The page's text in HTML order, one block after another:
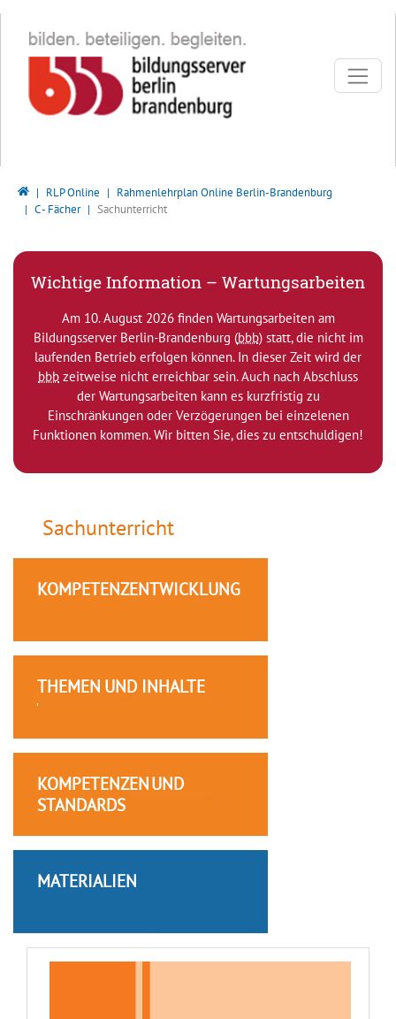
Bildungsserver Berlin - Brandenburg
RLP Online
Rahmenlehrplan Online Berlin-Brandenburg
C - Fächer
Sachunterricht
Wichtige Information – Wartungsarbeiten
Am 10. August 2026 finden Wartungsarbeiten am
Bildungsserver Berlin-Brandenburg (bbb) statt, die nicht im
laufenden Betrieb erfolgen können. In dieser Zeit wird der
bbb zeitweise nicht erreichbar sein. Auch nach Abschluss
der Wartungsarbeiten kann es kurzfristig zu
Einschränkungen oder Verzögerungen bei einzelenen
Funktionen kommen. Wir bitten Sie, dies zu entschuldigen!
Sachunterricht
KOMPETENZENTWICKLUNG
THEMEN UND INHALTE
KOMPETENZEN UND
STANDARDS
MATERIALIEN